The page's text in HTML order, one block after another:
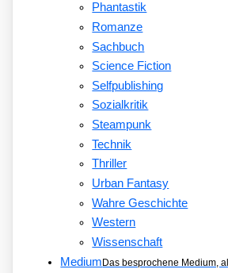
Phantastik
Romanze
Sachbuch
Science Fiction
Selfpublishing
Sozialkritik
Steampunk
Technik
Thriller
Urban Fantasy
Wahre Geschichte
Western
Wissenschaft
MediumDas besprochene Medium,